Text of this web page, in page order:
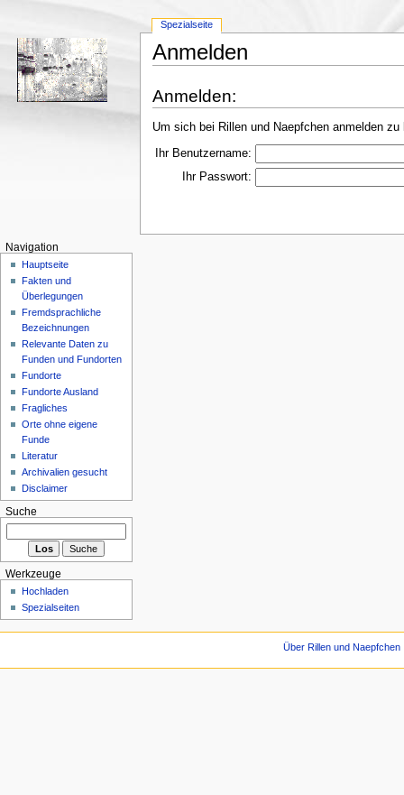
Anmelden
Anmelden:
Um sich bei Rillen und Naepfchen anmelden
Ihr Benutzername:
Ihr Passwort:
Spezialseite
Navigation
Hauptseite
Fakten und
Überlegungen
Fremdsprachliche
Bezeichnungen
Relevante Daten zu
Funden und Fundorten
Fundorte
Fundorte Ausland
Fragliches
Orte ohne eigene
Funde
Literatur
Archivalien gesucht
Disclaimer
Suche
Werkzeuge
Hochladen
Spezialseiten
Über Rillen und Naepfchen